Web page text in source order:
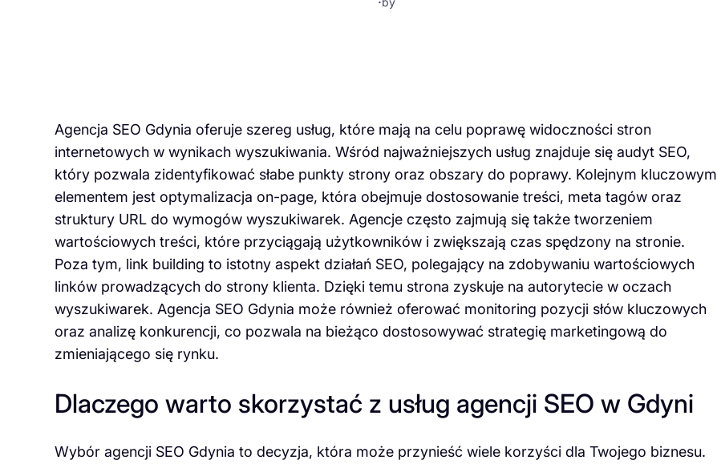
Agencja SEO Gdynia oferuje szereg usług, które mają na celu poprawę widoczności stron
internetowych w wynikach wyszukiwania. Wśród najważniejszych usług znajduje się audyt SEO,
który pozwala zidentyfikować słabe punkty strony oraz obszary do poprawy. Kolejnym kluczowym
elementem jest optymalizacja on-page, która obejmuje dostosowanie treści, meta tagów oraz
struktury URL do wymogów wyszukiwarek. Agencje często zajmują się także tworzeniem
wartościowych treści, które przyciągają użytkowników i zwiększają czas spędzony na stronie.
Poza tym, link building to istotny aspekt działań SEO, polegający na zdobywaniu wartościowych
linków prowadzących do strony klienta. Dzięki temu strona zyskuje na autorytecie w oczach
wyszukiwarek. Agencja SEO Gdynia może również oferować monitoring pozycji słów kluczowych
oraz analizę konkurencji, co pozwala na bieżąco dostosowywać strategię marketingową do
zmieniającego się rynku.
Dlaczego warto skorzystać z usług agencji SEO w Gdyni
Wybór agencji SEO Gdynia to decyzja, która może przynieść wiele korzyści dla Twojego biznesu.